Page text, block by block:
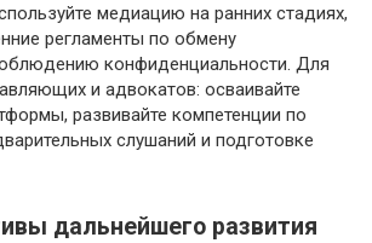
медиацию на ранних стадиях,
регламенты по обмену
конфиденциальности. Для
и адвокатов: осваивайте
развивайте компетенции по
слушаний и подготовке
дальнейшего развития